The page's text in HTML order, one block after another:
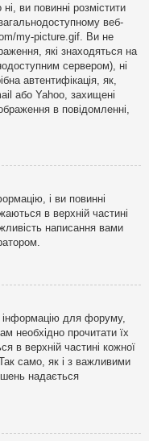
ви повинні розмістити
веб-
my-picture.gif. Ви не
які знаходяться на
сервером), ні
автентифікація, як,
або Yahoo, захищені
в повідомленні,
і ви повинні
в верхній частині
написання вами
інформацію для форуму,
необхідно прочитати їх
в верхній частині кожної
само, як і з важливими
надається